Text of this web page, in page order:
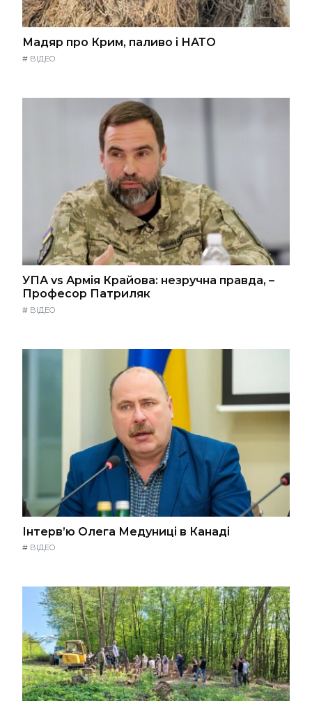
Мадяр про Крим, паливо і НАТО
# ВІДЕО
УПА vs Армія Крайова: незручна правда, –
Професор Патриляк
# ВІДЕО
Інтерв’ю Олега Медуниці в Канаді
# ВІДЕО